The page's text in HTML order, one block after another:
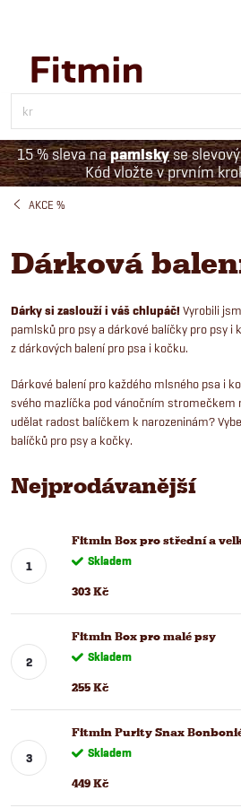
15 % sleva napamlskyse
Kód vložte v prvním
AKCE %
Dárková
Dárky si zaslouží i váš chlupáč! Vyrobili
pamlsků pro psy a dárkové balíčky pro psy i
z dárkových balení pro psa i kočku.
Dárkové balení pro každého mlsného psa i
svého mazlíčka pod vánočním stromečkem
udělat radost balíčkem k narozeninám?
balíčků pro psy a kočky.
Nejprodávanější
Fitmin Box pro střední a
Skladem
303 Kč
Fitmin Box pro malé psy
Skladem
255 Kč
Fitmin Purity Snax
Skladem
449 Kč